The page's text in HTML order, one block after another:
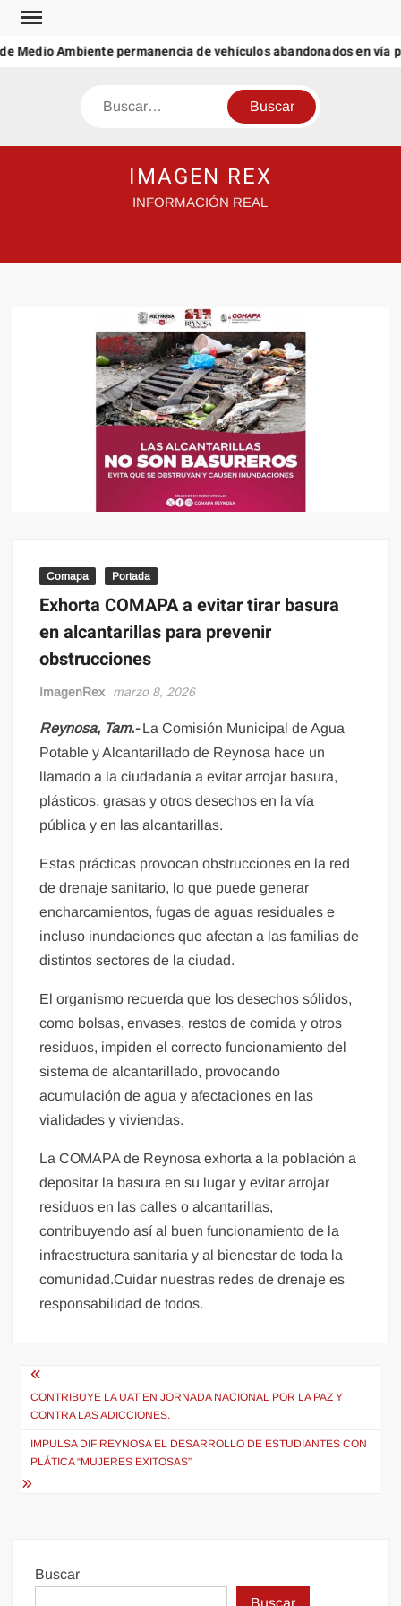
Saltar
contenido
Medio Ambiente permanencia de vehículos abandonados en vía
Buscar
IMAGEN REX
INFORMACIÓN REAL
Comapa Portada
Exhorta COMAPA a evitar tirar basura
en alcantarillas para prevenir
obstrucciones
ImagenRex marzo 8, 2026
Reynosa, Tam.-La Comisión Municipal de Agua
Potable y Alcantarillado de Reynosa hace un
llamado a la ciudadanía a evitar arrojar basura,
plásticos, grasas y otros desechos en la vía
pública y en las alcantarillas.
Estas prácticas provocan obstrucciones en la red
de drenaje sanitario, lo que puede generar
encharcamientos, fugas de aguas residuales e
incluso inundaciones que afectan a las familias de
distintos sectores de la ciudad.
El organismo recuerda que los desechos sólidos,
como bolsas, envases, restos de comida y otros
residuos, impiden el correcto funcionamiento del
sistema de alcantarillado, provocando
acumulación de agua y afectaciones en las
vialidades y viviendas.
La COMAPA de Reynosa exhorta a la población a
depositar la basura en su lugar y evitar arrojar
residuos en las calles o alcantarillas,
contribuyendo así al buen funcionamiento de la
infraestructura sanitaria y al bienestar de toda la
comunidad.Cuidar nuestras redes de drenaje es
responsabilidad de todos.
Navegación
de
entradas
CONTRIBUYE LA UAT EN JORNADA NACIONAL POR LA PAZ Y
CONTRA LAS ADICCIONES.
IMPULSA DIF REYNOSA EL DESARROLLO DE ESTUDIANTES CON
PLÁTICA “MUJERES EXITOSAS”
Buscar
Buscar